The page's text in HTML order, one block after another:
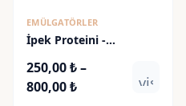
EMÜLGATÖRLER
İpek Proteini -
250,00₺–
800,00₺Fiyat
visibility